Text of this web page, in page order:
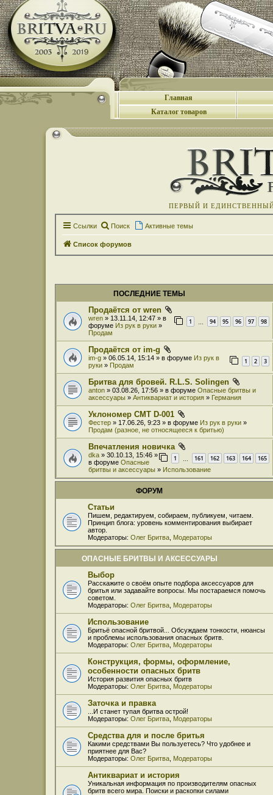
Главная
Каталог товаров
ПЕРВЫЙ И
Ссылки Поиск Активные темы
Список форумов
ПОСЛЕДНИЕ ТЕМЫ
Продаётся от wren
1 94 95 96 97 98
wren » 13.11.14, 12:47 » в
форуме Из рук в руки »
Продам
Продаётся от im-g
1 2 3
im-g » 06.05.14, 15:14 » в форуме Из рук в
руки » Продам
Бритва для бровей. R.L.S. Solingen
anton » 03.08.26, 17:56 » в форуме Опасные бритвы и
аксессуары » Антиквариат и история » Германия
Уклономер СМТ D-001
Фестер » 17.06.26, 9:23 » в форуме Из рук в руки »
Продам (разное, не относящееся к бритью)
Впечатления новичка
1 161 162 163 164 165
dka » 30.10.13, 15:46 »
в форуме Опасные
бритвы и аксессуары » Использование
ФОРУМ
Статьи
Пишем, редактируем, собираем, публикуем, читаем.
Принцип блога: уровень комментирования выбирает
автор.
Модераторы: Олег Бритва Модераторы
ОПАСНЫЕ БРИТВЫ И АКСЕССУАРЫ
Выбор
Расскажите о своём опыте подбора аксессуаров для
бритья или задавайте вопросы. Мы постараемся помочь
советом.
Модераторы: Олег Бритва Модераторы
Использование
Бритьё опасной бритвой... Обсуждаем тонкости, нюансы
и проблемы использования опасных бритв.
Модераторы: Олег Бритва Модераторы
Конструкция, формы, оформление,
особенности опасных бритв
История развития опасных бритв
Модераторы: Олег Бритва Модераторы
Заточка и правка
...И станет тупая бритва острой!
Модераторы: Олег Бритва Модераторы
Средства для и после бритья
Какими средствами Вы пользуетесь? Что удобнее и
приятнее для Вас?
Модераторы: Олег Бритва Модераторы
Антиквариат и история
Уникальная информация по производителям опасных
бритв всего мира. Поиски и раскопки силами